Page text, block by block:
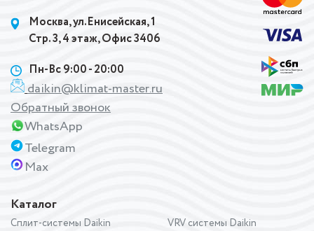
Каталог
Сплит-системы Daikin
VRV системы Daikin
Москва, ул.Енисейская, 1
Стр. 3, 4 этаж, Офис 3406
Пн-Вс 9:00 - 20:00
daikin@klimat-master.ru
Обратный звонок
WhatsApp
Telegram
Max